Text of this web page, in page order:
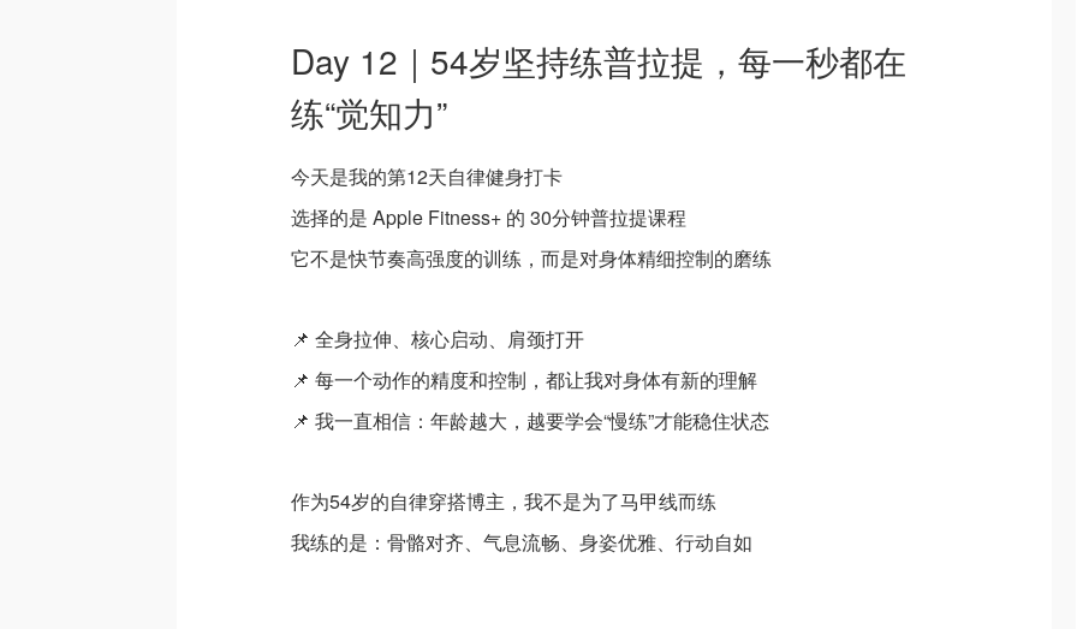
Day 12｜54岁坚持练普拉提，每一秒都在
练“觉知力”
今天是我的第12天自律健身打卡
选择的是 Apple Fitness+ 的 30分钟普拉提课程
它不是快节奏高强度的训练，而是对身体精细控制的磨练
📌 全身拉伸、核心启动、肩颈打开
📌 每一个动作的精度和控制，都让我对身体有新的理解
📌 我一直相信：年龄越大，越要学会“慢练”才能稳住状态
作为54岁的自律穿搭博主，我不是为了马甲线而练
我练的是：骨骼对齐、气息流畅、身姿优雅、行动自如